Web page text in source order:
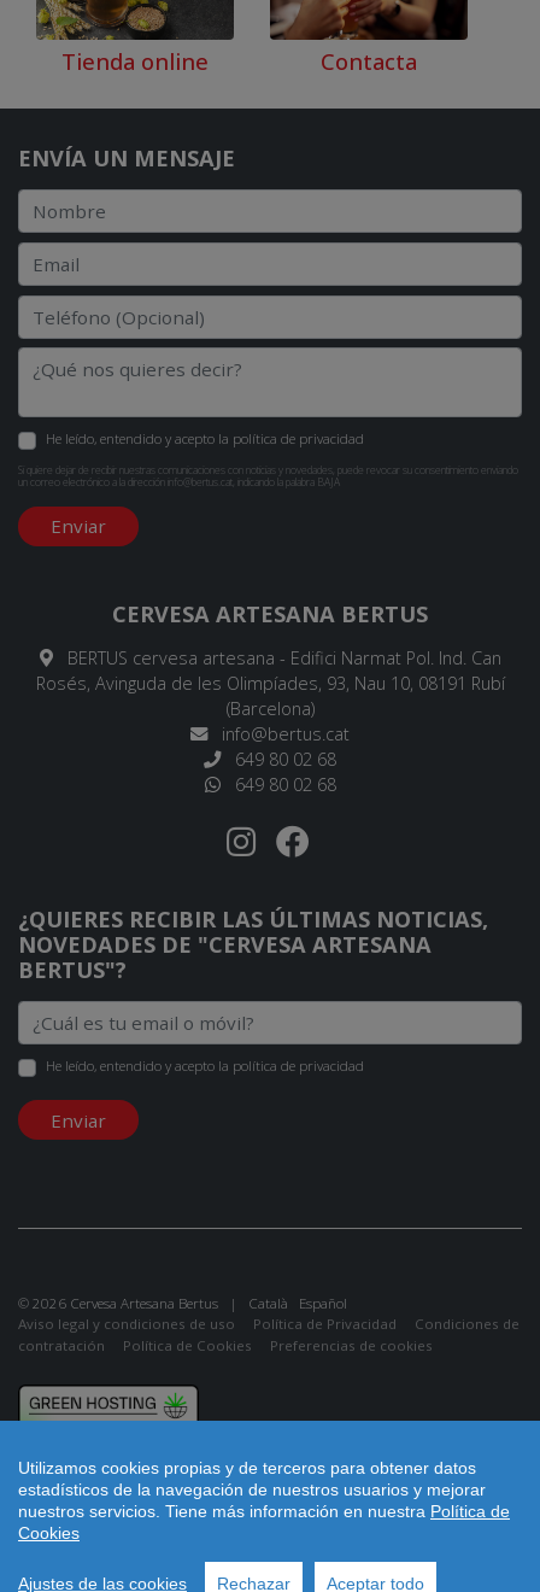
Utilizamos cookies propias y de terceros para obtener datos
estadísticos de la navegación de nuestros usuarios y mejorar
nuestros servicios. Tiene más información en nuestra Política de
Cookies
Ajustes de las cookies Rechazar Aceptar todo
Tienda online Contacta
ENVÍA UN MENSAJE
He leído, entendido y acepto la política de privacidad
Si quiere dejar de recibir nuestras comunicaciones con noticias y novedades, puede revocar su consentimiento enviando
un correo electrónico a la dirección info@bertus.cat , indicando la palabra BAJA
Enviar
CERVESA ARTESANA BERTUS
BERTUS cervesa artesana - Edifici Narmat Pol. Ind. Can
Rosés, Avinguda de les Olimpíades, 93, Nau 10, 08191 Rubí
(Barcelona)
info@bertus.cat
649 80 02 68
649 80 02 68
¿QUIERES RECIBIR LAS ÚLTIMAS NOTICIAS,
NOVEDADES DE "CERVESA ARTESANA
BERTUS"?
He leído, entendido y acepto la política de privacidad
Enviar
© 2026 Cervesa Artesana Bertus | Català
Español
Aviso legal y condiciones de uso
Política de Privacidad
Condiciones de
contratación
Política de Cookies Preferencias de cookies